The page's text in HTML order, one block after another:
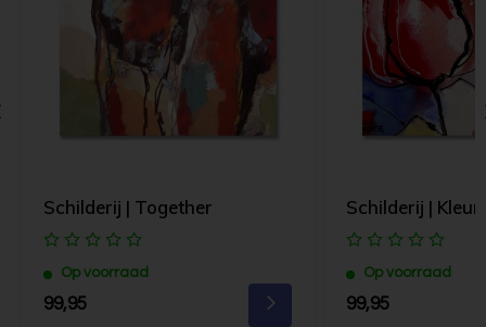
Schilderij | Together
Op voorraad
99,95
Schilderij |
Op voorraad
99,95